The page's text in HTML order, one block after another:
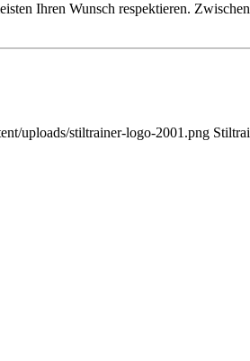
Ihren Wunsch respektieren.
uploads/stiltrainer-logo-2001.png